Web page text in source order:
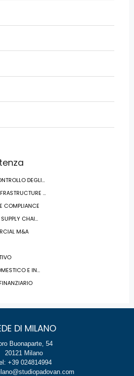
DEGLI...
...
COMPLIANCE
CHAI...
M&A
E IN...
DI MILANO
Buonaparte, 54
20121 Milano
+39 024814994